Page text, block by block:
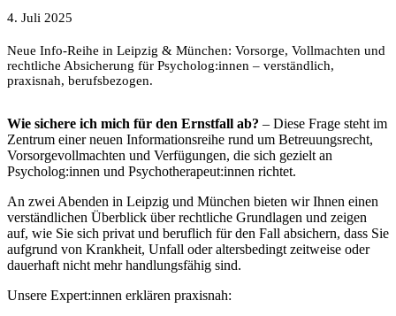
4. Juli 2025
Neue Info-Reihe in Leipzig & München: Vorsorge, Vollmachten und
rechtliche Absicherung für Psycholog:innen – verständlich,
praxisnah, berufsbezogen.
Wie sichere ich mich für den Ernstfall ab? – Diese Frage steht im
Zentrum einer neuen Informationsreihe rund um Betreuungsrecht,
Vorsorgevollmachten und Verfügungen, die sich gezielt an
Psycholog:innen und Psychotherapeut:innen richtet.
An zwei Abenden in Leipzig und München bieten wir Ihnen einen
verständlichen Überblick über rechtliche Grundlagen und zeigen
auf, wie Sie sich privat und beruflich für den Fall absichern, dass Sie
aufgrund von Krankheit, Unfall oder altersbedingt zeitweise oder
dauerhaft nicht mehr handlungsfähig sind.
Unsere Expert:innen erklären praxisnah: